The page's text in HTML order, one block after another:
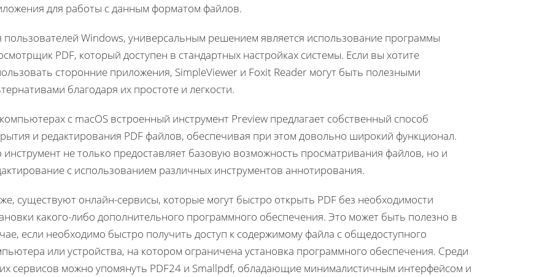
для работы с данным форматом файлов.
пользователей Windows, универсальным решением является использование программы
PDF, который доступен в стандартных настройках системы. Если вы хотите
сторонние приложения, SimpleViewer и Foxit Reader могут быть полезными
благодаря их простоте и легкости.
с macOS встроенный инструмент Preview предлагает собственный способ
и редактирования PDF файлов, обеспечивая при этом довольно широкий функционал.
инструмент не только предоставляет базовую возможность просматривания файлов, но и
с использованием различных инструментов аннотирования.
существуют онлайн-сервисы, которые могут быстро открыть PDF без необходимости
какого-либо дополнительного программного обеспечения. Это может быть полезно в
если необходимо быстро получить доступ к содержимому файла с общедоступного
или устройства, на котором ограничена установка программного обеспечения. Среди
сервисов можно упомянуть PDF24 и Smallpdf, обладающие минималистичным интерфейсом и